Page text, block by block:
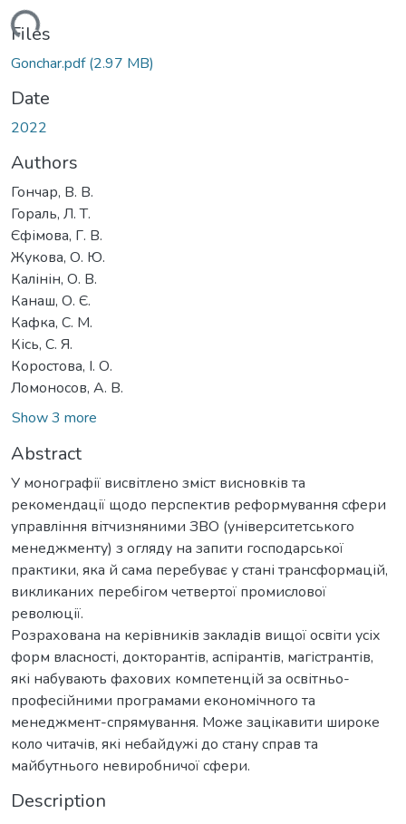
Files
Gonchar.pdf(2.97 MB)
Date
2022
Authors
Гончар, В. В.
Гораль, Л. Т.
Єфімова, Г. В.
Жукова, О. Ю.
Калінін, О. В.
Канаш, О. Є.
Кафка, С. М.
Кісь, С. Я.
Коростова, І. О.
Ломоносов, А. В.
Show 3 more
Abstract
У монографії висвітлено зміст висновків та
рекомендації щодо перспектив реформування сфери
управління вітчизняними ЗВО (університетського
менеджменту) з огляду на запити господарської
практики, яка й сама перебуває у стані трансформацій,
викликаних перебігом четвертої промислової
революції.
Розрахована на керівників закладів вищої освіти усіх
форм власності, докторантів, аспірантів, магістрантів,
які набувають фахових компетенцій за освітньо-
професійними програмами економічного та
менеджмент-спрямування. Може зацікавити широке
коло читачів, які небайдужі до стану справ та
майбутнього невиробничої сфери.
Description